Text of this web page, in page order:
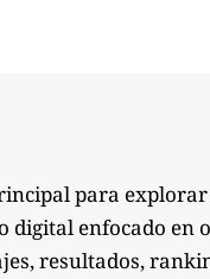
para
digital enfocado en
resultados,